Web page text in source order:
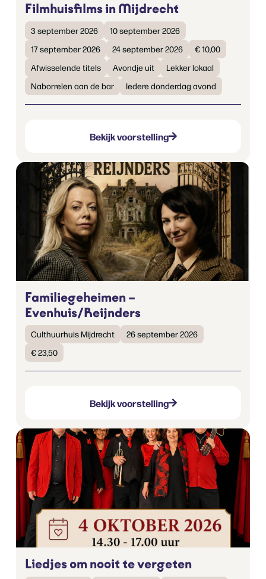
Filmhuisfilms in Mijdrecht
3 september 2026
10 september 2026
17 september 2026
24 september 2026
€ 10,00
Afwisselende titels
Avondje uit
Lekker lokaal
Naborrelen aan de bar
Iedere donderdag avond
Bekijk voorstelling
Familiegeheimen –
Evenhuis/Reijnders
Culthuurhuis Mijdrecht
26 september 2026
€ 23,50
Bekijk voorstelling
Liedjes om nooit te vergeten